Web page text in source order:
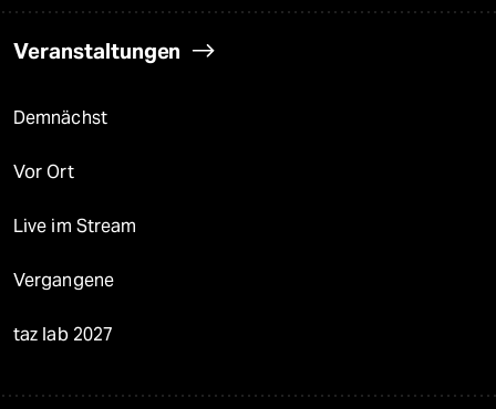
Veranstaltungen
Demnächst
Vor Ort
Live im Stream
Vergangene
taz lab 2027